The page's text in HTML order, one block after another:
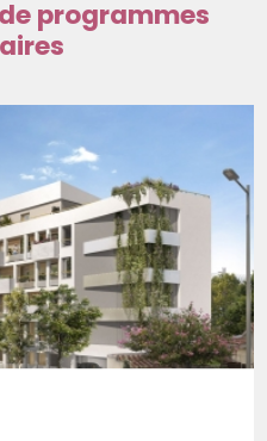
de programmes